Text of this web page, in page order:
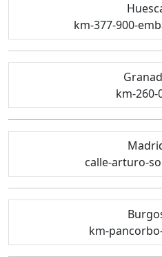
km-377-900-
km-260-
calle-arturo-
km-